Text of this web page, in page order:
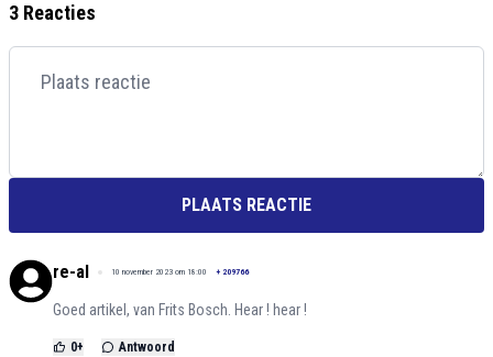
3 Reacties
PLAATS REACTIE
re-al 10 november 2023 om 18:00 + 209766
Goed artikel, van Frits Bosch. Hear ! hear !
0+ Antwoord